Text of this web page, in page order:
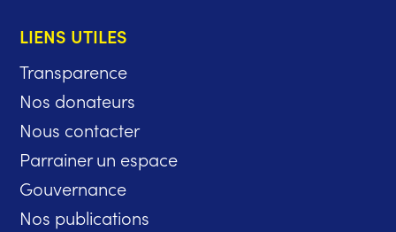
LIENS UTILES
Transparence
Nos donateurs
Nous contacter
Parrainer un espace
Gouvernance
Nos publications